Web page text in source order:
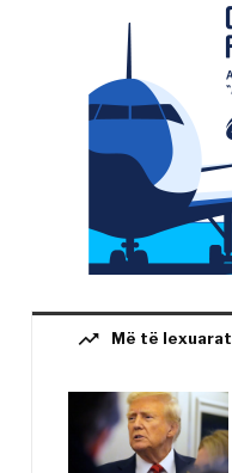
trending_up Më të lexuarat